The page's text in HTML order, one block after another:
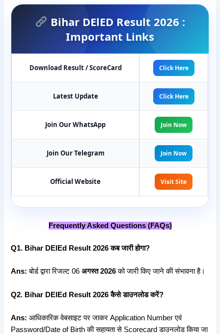
Bihar DElED Result 2026 :
Important Links
Download Result / ScoreCard Click Here
Latest Update Click Here
Join Our WhatsApp Join Now
Join Our Telegram Join Now
Official Website Visit Site
Frequently Asked Questions (FAQs)
Q1. Bihar DElEd Result 2026कबजारीहोगा?
Ans: बोर्ड द्वारा रिजल्ट 06अगस्त 2026को जारी किए जाने की संभावना है।
Q2. Bihar DElEd Result 2026कैसेडाउनलोडकरें?
Ans: आधिकारिक वेबसाइट पर जाकर Application Number एवं
Password/Date of Birth की सहायता से Scorecard डाउनलोड किया जा